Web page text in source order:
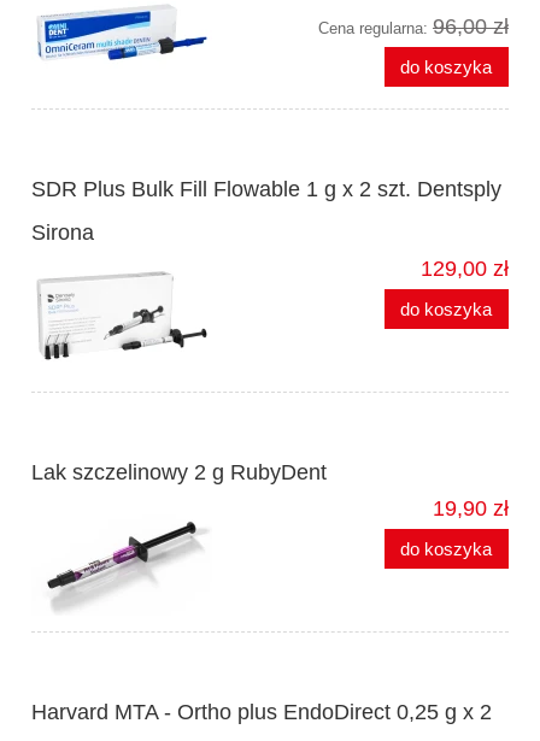
Cena regularna: 96,00 zł
do koszyka
SDR Plus Bulk Fill Flowable 1 g x 2 szt. Dentsply
Sirona
129,00 zł
do koszyka
Lak szczelinowy 2 g RubyDent
19,90 zł
do koszyka
Harvard MTA - Ortho plus EndoDirect 0,25 g x 2